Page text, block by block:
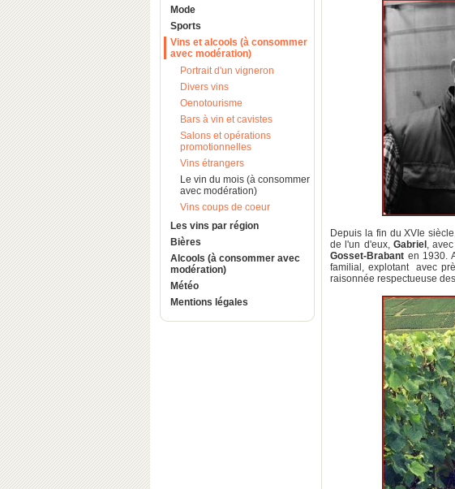
Mode
Sports
Vins et alcools (à consommer
avec modération)
Portrait d'un vigneron
Divers vins
Oenotourisme
Bars à vin et cavistes
Salons et opérations
promotionnelles
Vins étrangers
Le vin du mois (à consommer
avec modération)
Vins coups de coeur
Les vins par région
Bières
Alcools (à consommer avec
modération)
Météo
Mentions légales
Depuis la fin du XVIe
de l'un d'eux, Gabriel ,
Gosset-Brabant en 1930.
familial, explotant avec
raisonnée respectueuse